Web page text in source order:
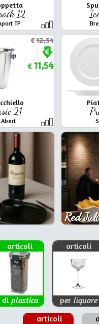
12
TP
21
Abert
€12,54
€11,54
Red
articoli
di plastica
articoli
per liquore
articoli